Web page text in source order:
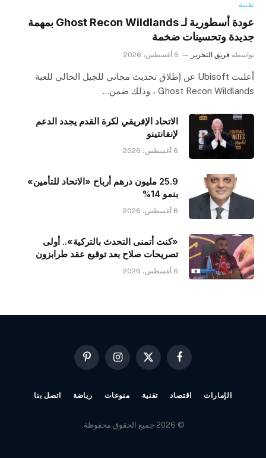
تقنية
عودة أسطورية لـ Ghost Recon Wildlands بمهمة
جديدة وتحسينات ضخمة
بواسطة فريق التحرير 6 أغسطس، 2026
أعلنت Ubisoft عن إطلاق تحديث مجاني للجيل الحالي للعبة
Ghost Recon Wildlands ، وذلك ضمن…
الاتحاد الإفريقي لكرة القدم يجدد الدعم
لإنفانتينو
6 أغسطس، 2026
25.9 مليون درهم أرباح «الاتحاد للتأمين»
بنمو 14%
6 أغسطس، 2026
«كنت أتمنى التحدث بالتركية».. أولى
تصريحات صلاح بعد توقيع عقد طرابزون
6 أغسطس، 2026
فيسبوك
X
الانستغرامبينتيريست
الإمارات اقتصاد تقنية منوعات رياضة اتصل بنا
© 2026 جميع الحقوق محفوظة.